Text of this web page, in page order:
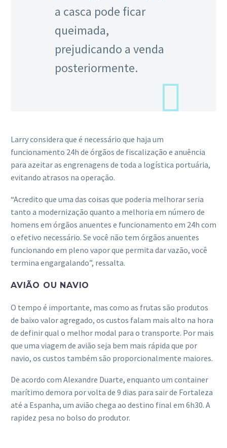
a casca pode ficar
queimada,
prejudicando a venda
posteriormente.
Larry considera que é necessário que haja um
funcionamento 24h de órgãos de fiscalização e anuência
para azeitar as engrenagens de toda a logística portuária,
evitando atrasos na operação.
“Acredito que uma das coisas que poderia melhorar seria
tanto a modernização quanto a melhoria em número de
homens em órgãos anuentes e funcionamento em 24h com
o efetivo necessário. Se você não tem órgãos anuentes
funcionando em pleno vapor que permita dar vazão, você
termina engargalando”, ressalta.
AVIÃO OU NAVIO
O tempo é importante, mas como as frutas são produtos
de baixo valor agregado, os custos falam mais alto na hora
de definir qual o melhor modal para o transporte. Por mais
que uma viagem de avião seja bem mais rápida que por
navio, os custos também são proporcionalmente maiores.
De acordo com Alexandre Duarte, enquanto um container
marítimo demora por volta de 9 dias para sair de Fortaleza
até a Espanha, um avião chega ao destino final em 6h30. A
rapidez pesa no bolso do produtor.